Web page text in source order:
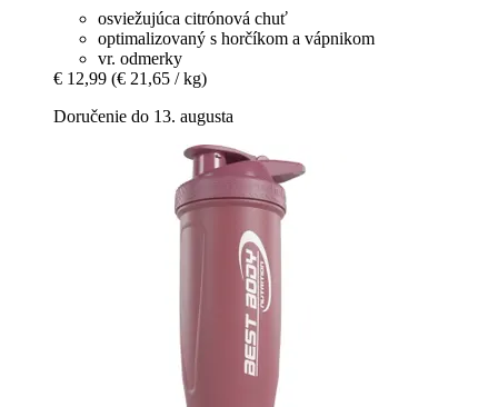
osviežujúca citrónová chuť
optimalizovaný s horčíkom a vápnikom
vr. odmerky
€ 12,99 (€ 21,65 / kg)
Doručenie do 13. augusta